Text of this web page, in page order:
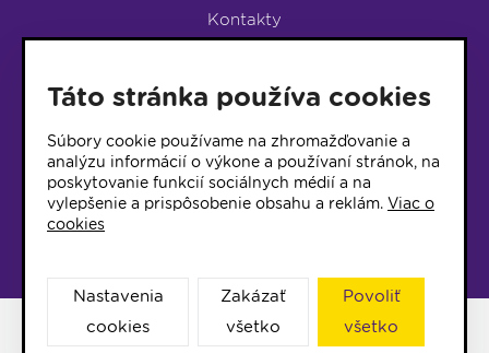
Kontakty
LUMEN KLUB
LUMEN KLUB PRIHLÁŠKA
© 2017 Rádio Lumen, Všetky práva vyhradené
Facebook
Táto stránka používa cookies
Súbory cookie používame na zhromažďovanie a
analýzu informácií o výkone a používaní stránok, na
poskytovanie funkcií sociálnych médií a na
vylepšenie a prispôsobenie obsahu a reklám. Viac o
cookies
Nastavenia
cookies
Zakázať
všetko
Povoliť
všetko